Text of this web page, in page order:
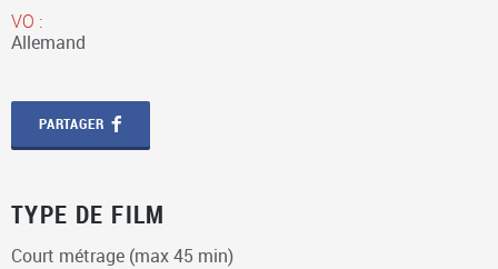
VO :
Allemand
PARTAGER
TYPE DE FILM
Court métrage (max 45 min)